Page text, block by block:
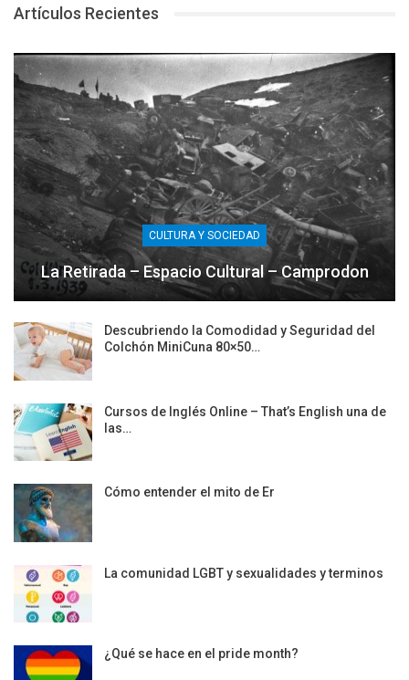
Artículos Recientes
CULTURA Y SOCIEDAD
La Retirada – Espacio Cultural – Camprodon
Descubriendo la Comodidad y Seguridad del
Colchón MiniCuna 80×50…
Cursos de Inglés Online – That’s English una de
las…
Cómo entender el mito de Er
La comunidad LGBT y sexualidades y terminos
¿Qué se hace en el pride month?